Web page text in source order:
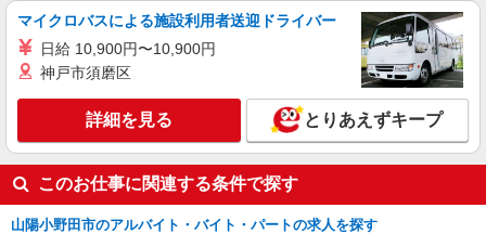
マイクロバスによる施設利用者送迎ドライバー
日給 10,900円〜10,900円
神戸市須磨区
詳細を見る とりあえずキープ
このお仕事に関連する条件で探す
山陽小野田市のアルバイト・バイト・パートの求人を探す